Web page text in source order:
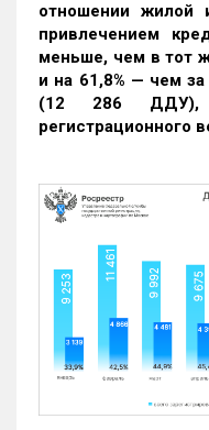
отношении жилой
привлечением
меньше, чем в тот
и на 61,8% — чем
(12 286 ДДУ)
регистрационного